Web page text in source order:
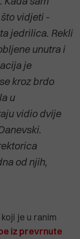
vidjeti -
jedrilica. Rekli
unutra i
je
kroz brdo
u
vidio dvije
od njih,
koji je u ranim
iz prevrnute